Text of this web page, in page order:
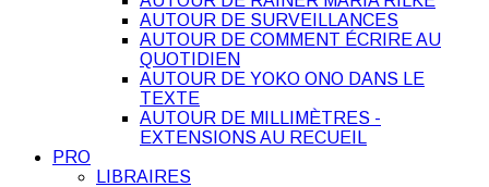
AUTOUR DE SURVEILLANCES
AUTOUR DE COMMENT ÉCRIRE AU
QUOTIDIEN
AUTOUR DE YOKO ONO DANS LE
TEXTE
AUTOUR DE MILLIMÈTRES -
EXTENSIONS AU RECUEIL
PRO
LIBRAIRES